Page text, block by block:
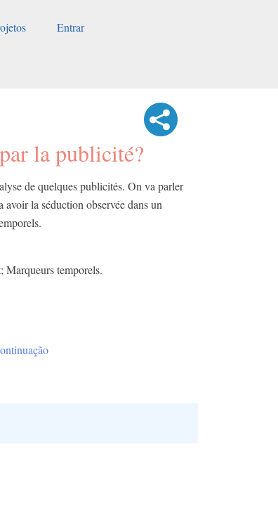
Entrar
la publicité?
de quelques publicités. ​On va parler
la séduction observée dans un
temporels.